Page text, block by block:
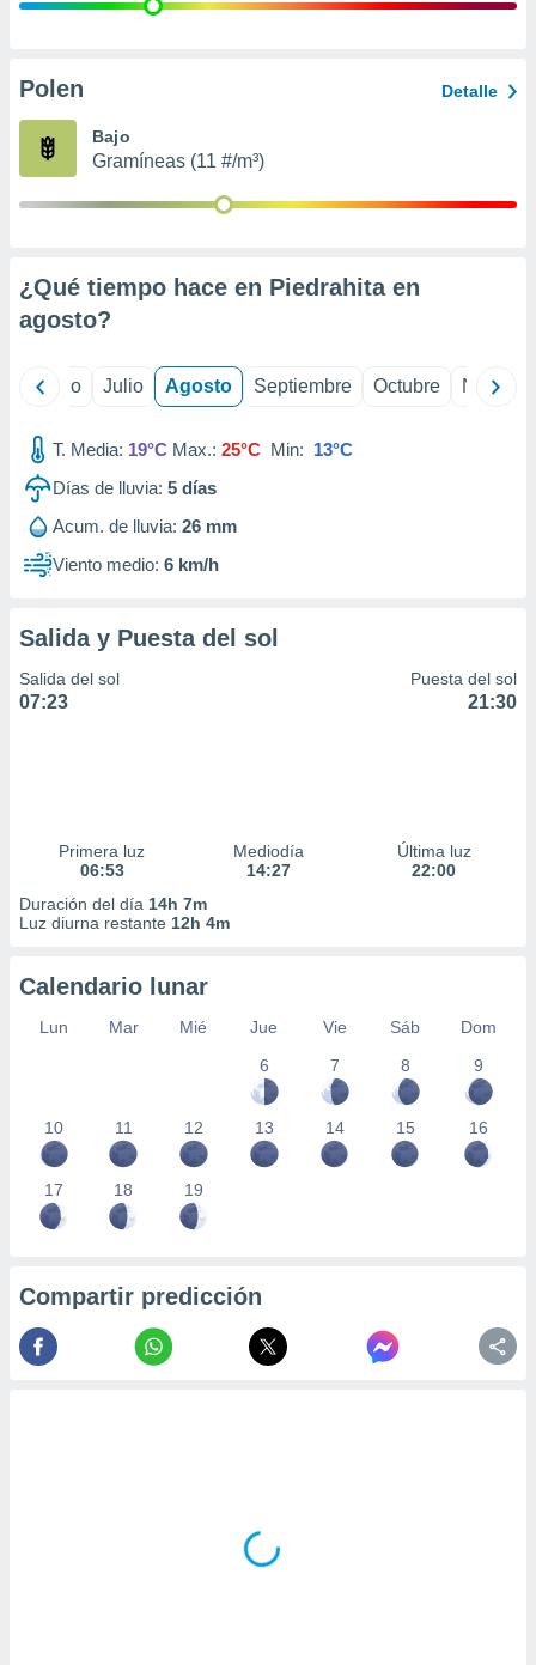
publicidad
de
Polen Detalle
Bajo
Gramíneas (11 #/m³)
¿Qué tiempo hace en Piedrahita en
agosto?
Junio Julio Agosto Septiembre Octubre
T. Media: 19°C Max.: 25°C Min: 13°C
Días de lluvia: 5 días
Acum. de lluvia: 26 mm
Viento medio: 6 km/h
Salida y Puesta del sol
Salida del sol
07:23
Puesta del sol
21:30
Primera luz
06:53
Mediodía
14:27
Última luz
22:00
Duración del día 14h 7m
Luz diurna restante 12h 4m
Calendario lunar
Lun Mar Mié Jue Vie Sáb
Dom
6
7 8 9
10 11 12 13 14 15 16
17 18 19
Compartir predicción